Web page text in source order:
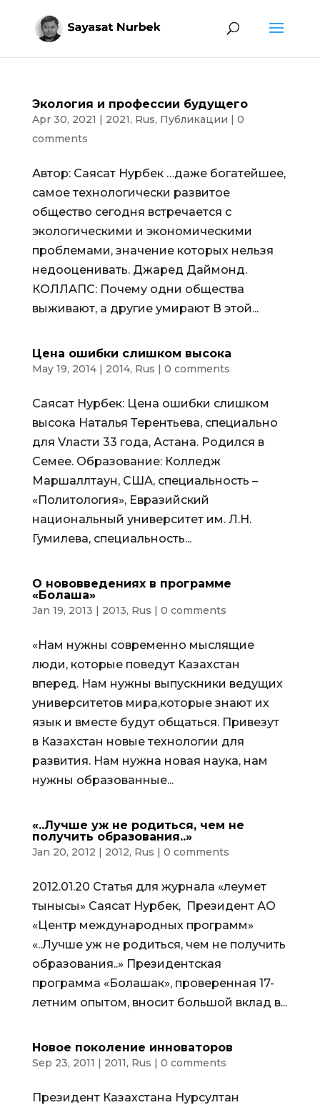
Экология и профессии будущего
Apr 30, 2021 | 2021, Rus, Публикации | 0
comments
Автор: Саясат Нурбек …даже богатейшее,
самое технологически развитое
общество сегодня встречается с
экологическими и экономическими
проблемами, значение которых нельзя
недооценивать. Джаред Даймонд.
КОЛЛАПС: Почему одни общества
выживают, а другие умирают В этой...
Цена ошибки слишком высока
May 19, 2014| 2014, Rus | 0 comments
Саясат Нурбек: Цена ошибки слишком
высока Наталья Терентьева, специально
для Vласти 33 года, Астана. Родился в
Семее. Образование: Колледж
Маршаллтаун, США, специальность –
«Политология», Евразийский
национальный университет им. Л.Н.
Гумилева, специальность...
О нововведениях в программе
«Болашақ»
Jan 19, 2013 | 2013, Rus | 0 comments
«Нам нужны современно мыслящие
люди, которые поведут Казахстан
вперед. Нам нужны выпускники ведущих
университетов мира,которые знают их
язык и вместе будут общаться. Привезут
в Казахстан новые технологии для
развития. Нам нужна новая наука, нам
нужны образованные...
«..Лучше уж не родиться, чем не
получить образования..»
Jan 20, 2012 | 2012, Rus | 0 comments
2012.01.20 Статья для журнала «Әлеумет
тынысы» Саясат Нурбек, Президент АО
«Центр международных программ»
«..Лучше уж не родиться, чем не получить
образования..» Президентская
программа «Болашак», проверенная 17-
летним опытом, вносит большой вклад в...
Новое поколение инноваторов
Sep 23, 2011 | 2011, Rus | 0 comments
Президент Казахстана Нурсултан